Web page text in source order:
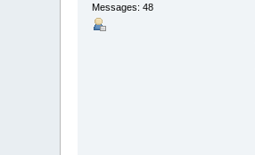
Messages: 48